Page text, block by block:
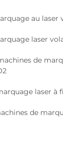
au laser
laser
de
laser à
de